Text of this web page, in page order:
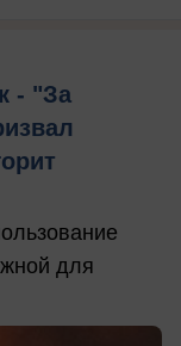
- "За
для